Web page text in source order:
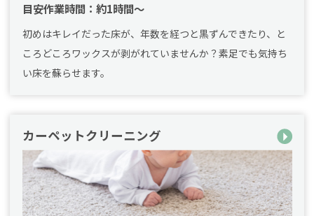
目安作業時間：約1時間～
初めはキレイだった床が、年数を経つと黒ずんできたり、と
ころどころワックスが剥がれていませんか？素足でも気持ち
い床を蘇らせます。
カーペットクリーニング